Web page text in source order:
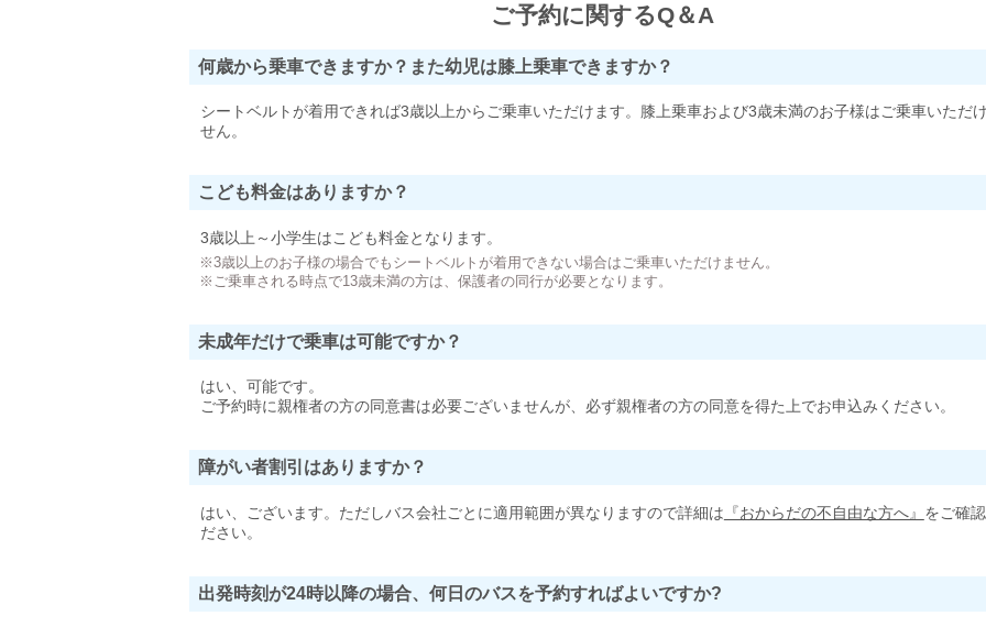
ご予約に関するQ＆A
何歳から乗車できますか？また幼児は膝上乗車できますか？
シートベルトが着用できれば3歳以上からご乗車いただけます。膝上乗車および3歳未満のお子様はご乗車いただ
せん。
こども料金はありますか？
3歳以上～小学生はこども料金となります。
※3歳以上のお子様の場合でもシートベルトが着用できない場合はご乗車いただけません。
※ご乗車される時点で13歳未満の方は、保護者の同行が必要となります。
未成年だけで乗車は可能ですか？
はい、可能です。
ご予約時に親権者の方の同意書は必要ございませんが、必ず親権者の方の同意を得た上でお申込みください。
障がい者割引はありますか？
はい、ございます。ただしバス会社ごとに適用範囲が異なりますので詳細は 『おからだの不自由な方へ』 をご確
ださい。
出発時刻が24時以降の場合、何日のバスを予約すればよいですか?